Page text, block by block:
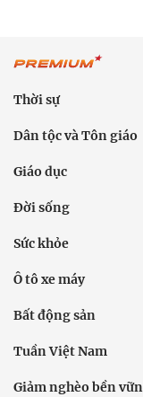
Thời sự
Dân tộc và Tôn giáo
Giáo dục
Đời sống
Sức khỏe
Ô tô xe máy
Bất động sản
Tuần Việt Nam
Giảm nghèo bền